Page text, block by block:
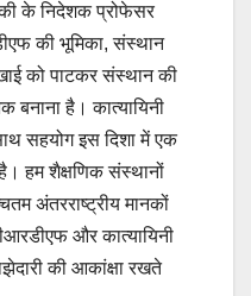
के निदेशक प्रोफेसर
की भूमिका, संस्थान
को पाटकर संस्थान की
बनाना है। कात्यायिनी
सहयोग इस दिशा में एक
हम शैक्षणिक संस्थानों
अंतरराष्ट्रीय मानकों
और कात्यायिनी
की आकांक्षा रखते